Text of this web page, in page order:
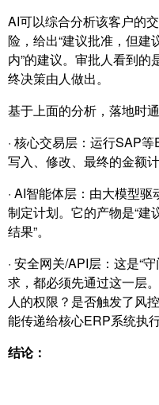
AI可以综合分析该客户的
险，给出“建议批准，但建
内”的建议。审批人看到
终决策由人做出。
基于上面的分析，落地时
· 核心交易层：运行SAP
写入、修改、最终的金额
· AI智能体层 ：由大模型驱
制定计划。它的产物是“建
结果”。
· 安全网关/API层：这是“守
求，都必须先通过这一层
人的权限？是否触发了风
能传递给核心ERP系统执行
结论：